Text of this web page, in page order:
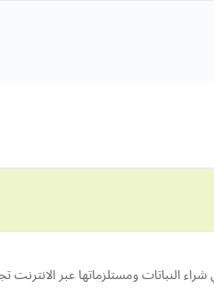
النباتات ومستلزماتها عبر